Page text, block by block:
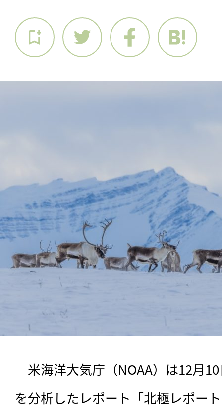
米海洋大気庁（NOAA）は12月
を分析したレポート「北極レポー